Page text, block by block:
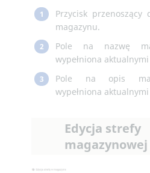
1
Przycisk
magazynu.
2
Pole na nazwę
wypełniona
3
Pole na opis
wypełniona
Edycja strefy
magazynowej